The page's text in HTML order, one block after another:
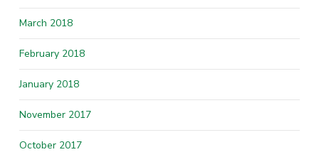
March 2018
February 2018
January 2018
November 2017
October 2017